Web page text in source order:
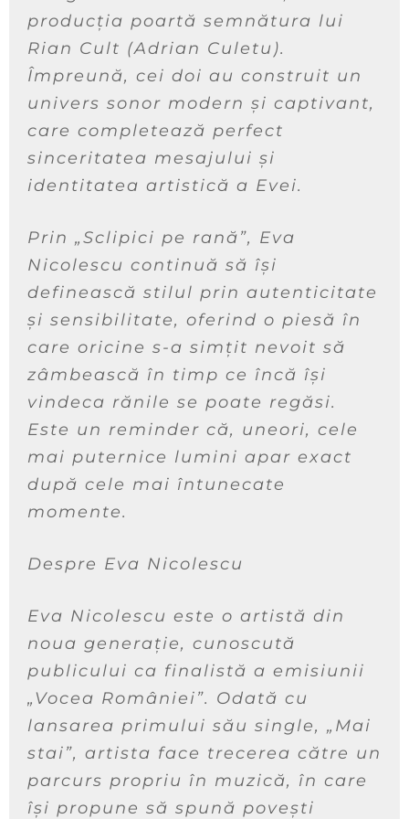
producția poartă semnătura lui
Rian Cult (Adrian Culetu).
Împreună, cei doi au construit un
univers sonor modern și captivant,
care completează perfect
sinceritatea mesajului și
identitatea artistică a Evei.
Prin „Sclipici pe rană”, Eva
Nicolescu continuă să își
definească stilul prin autenticitate
și sensibilitate, oferind o piesă în
care oricine s-a simțit nevoit să
zâmbească în timp ce încă își
vindeca rănile se poate regăsi.
Este un reminder că, uneori, cele
mai puternice lumini apar exact
după cele mai întunecate
momente.
Despre Eva Nicolescu
Eva Nicolescu este o artistă din
noua generație, cunoscută
publicului ca finalistă a emisiunii
„Vocea României”. Odată cu
lansarea primului său single, „Mai
stai”, artista face trecerea către un
parcurs propriu în muzică, în care
își propune să spună povești